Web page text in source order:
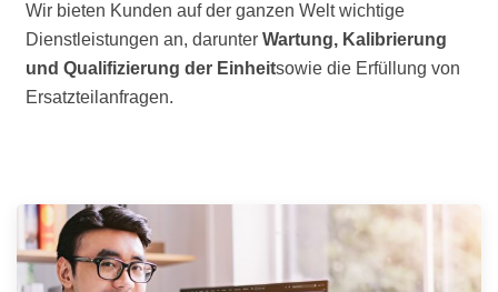
Wir bieten Kunden auf der ganzen Welt wichtige
Dienstleistungen an, darunterWartung, Kalibrierung
und Qualifizierung der Einheitsowie die Erfüllung von
Ersatzteilanfragen.